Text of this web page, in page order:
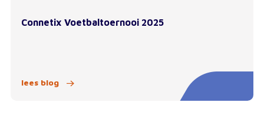
Connetix Voetbaltoernooi 2025
lees blog